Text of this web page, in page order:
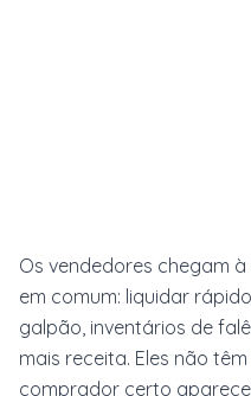
Os vendedores chegam
em comum: liquidar
galpão, inventários de
mais receita. Eles não
comprador certo